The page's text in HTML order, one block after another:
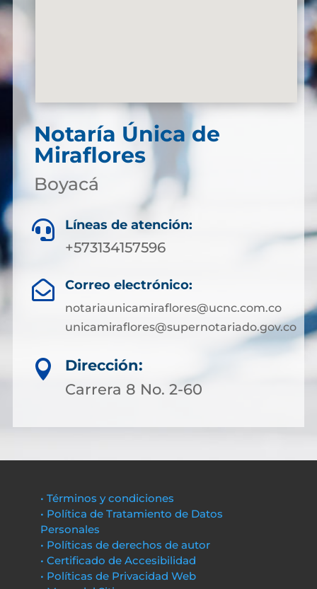
Notaría Única de
Miraflores
Boyacá
 Líneas de atención:
+573134157596
 Correo electrónico:
notariaunicamiraflores@ucnc.com.co
unicamiraflores@supernotariado.gov.co

Dirección:
Carrera 8 No. 2-60
• Términos y condiciones
• Política de Tratamiento de Datos
Personales
• Políticas de derechos de autor
• Certificado de Accesibilidad
• Políticas de Privacidad Web